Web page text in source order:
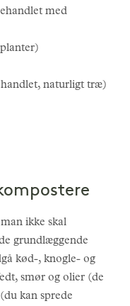
med
naturligt træ)
ikke skal
grundlæggende
kød-, knogle- og
smør og olier (de
kan sprede